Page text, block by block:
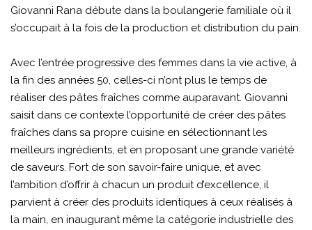
Giovanni Rana débute dans la boulangerie familiale où il
s’occupait à la fois de la production et distribution du pain.
Avec l’entrée progressive des femmes dans la vie active, à
la fin des années 50, celles-ci n’ont plus le temps de
réaliser des pâtes fraîches comme auparavant. Giovanni
saisit dans ce contexte l’opportunité de créer des pâtes
fraîches dans sa propre cuisine en sélectionnant les
meilleurs ingrédients, et en proposant une grande variété
de saveurs. Fort de son savoir-faire unique, et avec
l’ambition d’offrir à chacun un produit d’excellence, il
parvient à créer des produits identiques à ceux réalisés à
la main, en inaugurant même la catégorie industrielle des